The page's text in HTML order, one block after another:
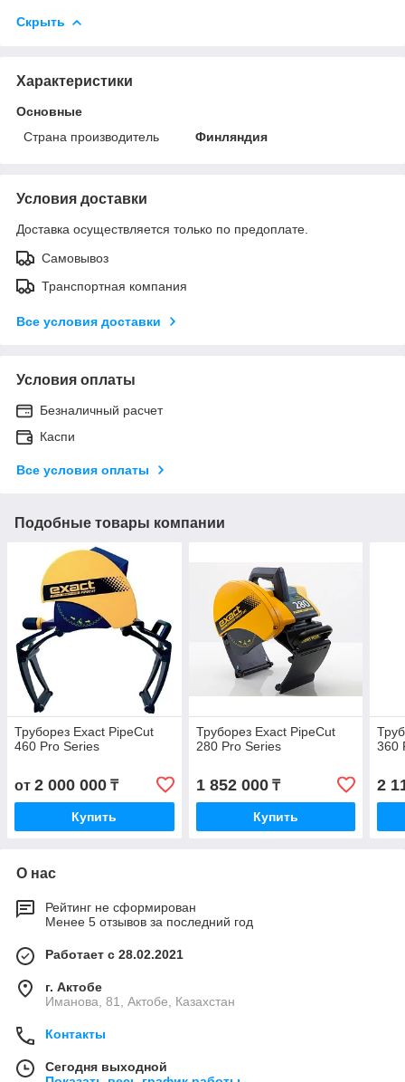
Скрыть
Характеристики
Основные
Страна производитель
Финляндия
Условия доставки
Доставка осуществляется только по предоплате.
Самовывоз
Транспортная компания
Все условия доставки
Условия оплаты
Безналичный расчет
Каспи
Все условия оплаты
Подобные товары компании
Труборез Exact PipeCut
460 Pro Series
от 2 000 000 ₸
Купить
Труборез Exact PipeCut
280 Pro Series
1 852 000₸
Купить
360
2
О нас
Рейтинг не сформирован
Менее 5 отзывов за последний год
Работает с 28.02.2021
г. Актобе
Иманова, 81, Актобе, Казахстан
Контакты
Сегодня выходной